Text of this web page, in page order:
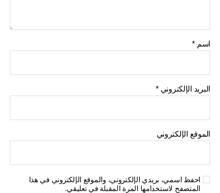
اسم *
البريد الإلكتروني*
الموقع الإلكتروني
احفظ اسمي، بريدي الإلكتروني، والموقع الإلكتروني في هذا
المتصفح لاستخدامها المرة المقبلة في تعليقي.